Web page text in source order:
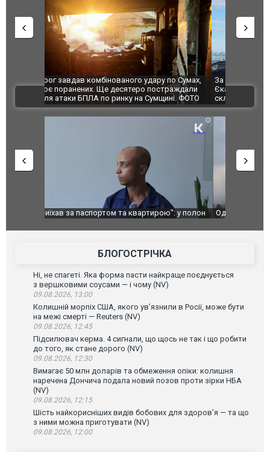
За 2000 кілометрів від кордону з Україною: в
Єкатеринбурзі після атаки дронів загорівся
склад Wildberries. ФОТО. ВІДЕО
"Мої
ВІДЕО
Одесу накрила потужна злива з градом та
Вже
БЛОГОСТРІЧКА
Ні, не спагеті. Яка форма пасти найкраще поєднується
з вершковими соусами — і чому (NV)
09.08.2026, 13:00
Колишній морпіх США, якого ув’язнили в Росії, може бути
на межі смерті — Reuters (NV)
09.08.2026, 12:45
Підсилювач керма. 4 сигнали, що щось не так і що робити
до того, як стане дорого (NV)
09.08.2026, 12:30
Вимагає 50 млн доларів та обмеження опіки: колишня
наречена Дончича подала новий позов проти зірки НБА
(NV)
09.08.2026, 12:15
Шість найкорисніших видів бобових для здоров’я — та що
з ними можна приготувати (NV)
09.08.2026, 12:00